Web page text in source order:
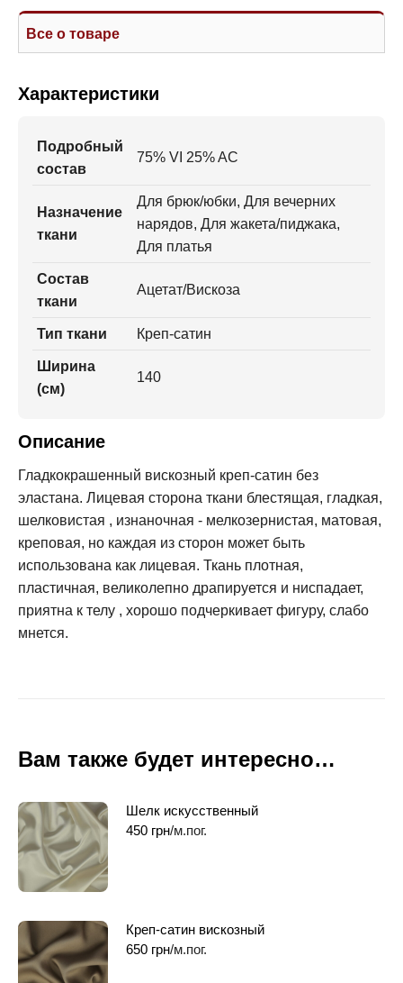
Все о товаре
Характеристики
Подробный
состав
75% VI 25% AC
Назначение
ткани
Для брюк/юбки, Для вечерних
нарядов, Для жакета/пиджака,
Для платья
Состав
ткани
Ацетат/Вискоза
Тип ткани Креп-сатин
Ширина
(см)
140
Описание
Гладкокрашенный вискозный креп-сатин без
эластана. Лицевая сторона ткани блестящая, гладкая,
шелковистая , изнаночная - мелкозернистая, матовая,
креповая, но каждая из сторон может быть
использована как лицевая. Ткань плотная,
пластичная, великолепно драпируется и ниспадает,
приятна к телу , хорошо подчеркивает фигуру, слабо
мнется.
Вам также будет интересно…
Шелк искусственный
450 грн/м.пог.
Креп-сатин вискозный
650 грн/м.пог.